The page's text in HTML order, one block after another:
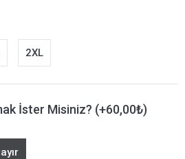
2XL
İster Misiniz? (+60,00₺)